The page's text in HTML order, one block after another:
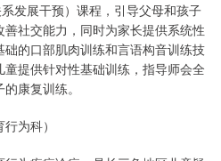
发展干预）课程，引导父母和孩子
社交能力，同时为家长提供系统性
的口部肌肉训练和言语构音训练技
提供针对性基础训练，指导师会全
康复训练。
为科）